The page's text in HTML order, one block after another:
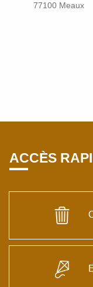
77100 Meaux
ACCÈS